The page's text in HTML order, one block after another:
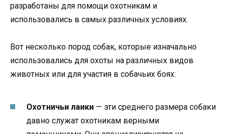
разработаны для помощи охотникам и
использовались в самых различных условиях.
Вот несколько пород собак, которые изначально
использовались для охоты на различных видов
животных или для участия в собачьих боях:
Охотничьи лаики — эти среднего размера собаки
давно служат охотникам верными